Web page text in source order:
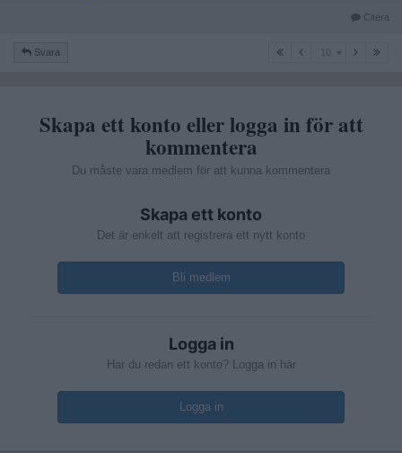
Citera
Svara
Skapa ett konto eller logga in för att
kommentera
Du måste vara medlem för att kunna kommentera
Skapa ett konto
Det är enkelt att registrera ett nytt konto
Bli medlem
Logga in
Har du redan ett konto? Logga in här
Logga in